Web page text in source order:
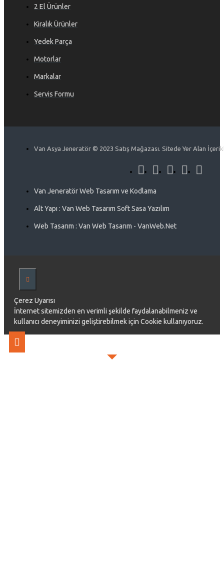
2 El Ürünler
Kiralık Ürünler
Yedek Parça
Motorlar
Markalar
Servis Formu
Van Asya Jeneratör © 2023 Satış Mağazası. Sitede Yer Alan
Van Jeneratör Web Tasarım ve Kodlama
Alt Yapı : Van Web Tasarım Soft Sasa Yazılım
Web Tasarım : Van Web Tasarım - VanWeb.Net
Çerez Uyarısı
İnternet sitemizden en verimli şekilde faydalanabilmeniz ve
kullanıcı deneyiminizi geliştirebilmek için Cookie kullanıyoruz.